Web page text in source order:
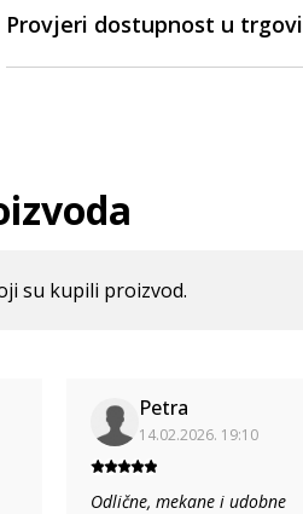
Provjeri dostupnost u
su kupili proizvod.
Petra
14.02.2026. 19:10
Odlične, mekane i udobne